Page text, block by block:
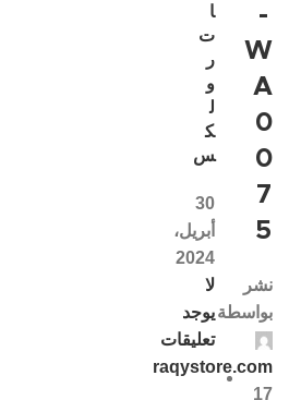
-
W
A
0
0
7
5
نشر
بواسطة
raqystore.com
17
ا
ت
ر
و
ل
ك
س
30
أبريل،
2024
لا
يوجد
تعليقات